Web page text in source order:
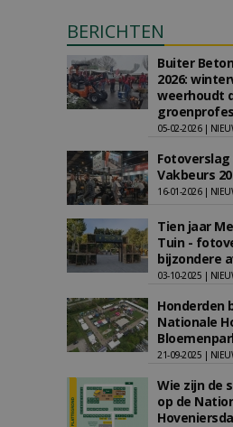
BERICHTEN
Buiter
2026:
weerhoudt
05-02-2026 |
Fotoverslag
Vakbeurs
16-01-2026 |
Tien jaar
Tuin -
bijzondere
03-10-2025 |
Honderden
Nationale
21-09-2025 |
Wie zijn de
op de